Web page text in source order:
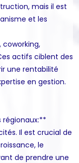
mais il est
et les
coworking,
actifs ciblent des
une rentabilité
en gestion.
régionaux:**
Il est crucial de
le
de prendre une